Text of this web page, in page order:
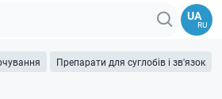
UA
RU
Препарати для суглобів і зв'язок